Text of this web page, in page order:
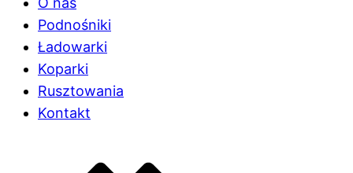
Podnośniki
Ładowarki
Koparki
Rusztowania
Kontakt